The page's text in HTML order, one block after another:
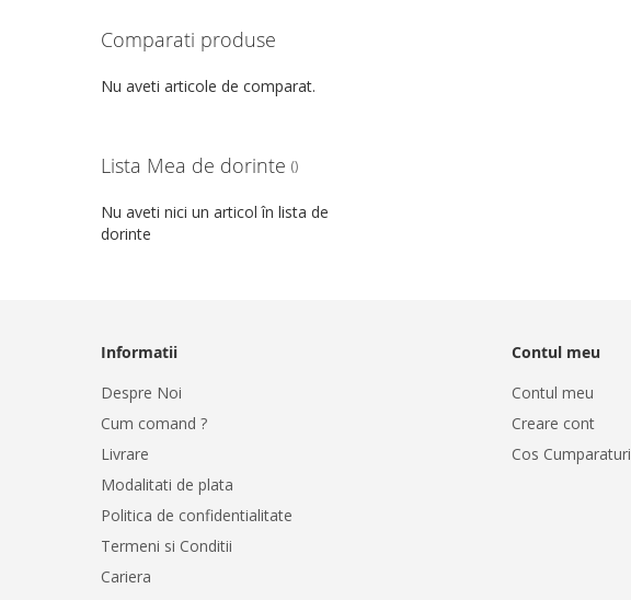
DE
DORINTE
COMPARARE
DE
DORINTE
COMPARARE
Comparati produse
Nu aveti articole de comparat.
Lista Mea de dorinte
Nu aveti nici un articol în lista de
dorinte
Informatii
Despre Noi
Cum comand ?
Livrare
Modalitati de plata
Politica de confidentialitate
Termeni si Conditii
Cariera
Contul meu
Contul meu
Creare cont
Cos Cumparaturi